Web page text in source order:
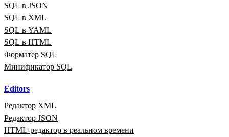
SQL в JSON
SQL в XML
SQL в YAML
SQL в HTML
Форматер SQL
Минификатор SQL
Editors
Редактор XML
Редактор JSON
HTML‑редактор в реальном времени